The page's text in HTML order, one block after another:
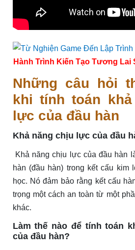
Hành Trình Kiến Tạo Tương Lai
Những câu hỏi
khi tính toán
lực của đầu hàn
Khả năng chịu lực của đầu
Khả năng chịu lực của đầu hàn
hàn (đầu hàn) trong kết cấu kim
học. Nó đảm bảo rằng kết cấu
trọng một cách an toàn từ một
khác.
Làm thế nào để tính toán
của đầu hàn?